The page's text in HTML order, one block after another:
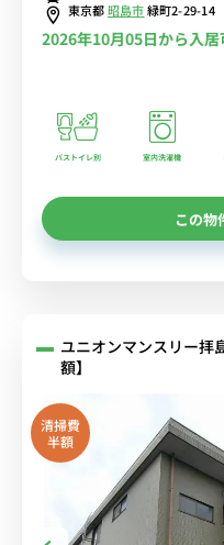
東京都昭島市緑町2-29-14
2026年10月05日から入居
バストイレ別 室内洗濯機
この物
ユニオンマンスリー拝
額】
清掃費
半額